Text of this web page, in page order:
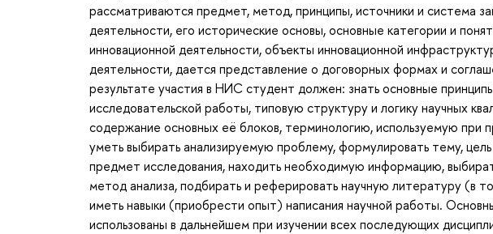
рассматриваются предмет, метод, принципы, источники и система
деятельности, его исторические основы, основные категории и
инновационной деятельности, объекты инновационной
деятельности, дается представление о договорных формах и
результате участия в НИС студент должен: знать основные
исследовательской работы, типовую структуру и логику научных
содержание основных её блоков, терминологию, используемую при
уметь выбирать анализируемую проблему, формулировать тему,
предмет исследования, находить необходимую информацию,
метод анализа, подбирать и реферировать научную литературу (в
иметь навыки (приобрести опыт) написания научной работы.
использованы в дальнейшем при изучении всех последующих